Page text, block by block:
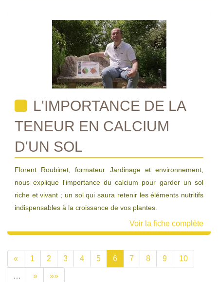
L'IMPORTANCE DE LA
TENEUR EN CALCIUM
D'UN SOL
Florent Roubinet, formateur Jardinage et environnement,
nous explique l'importance du calcium pour garder un sol
riche et vivant ; un sol qui saura retenir les éléments nutritifs
indispensables à la croissance de vos plantes.
Voir la fiche complète
« 1 2 3 4 5 6 7 8 9 10
… » »»